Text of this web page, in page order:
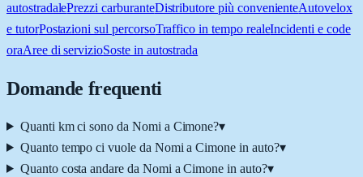
autostradalePrezzi carburanteDistributore più convenienteAutovelox
e tutorPostazioni sul percorsoTraffico in tempo realeIncidenti e code
oraAree di servizioSoste in autostrada
Domande frequenti
Quanti km ci sono da Nomi a Cimone?▾
Quanto tempo ci vuole da Nomi a Cimone in auto?▾
Quanto costa andare da Nomi a Cimone in auto?▾